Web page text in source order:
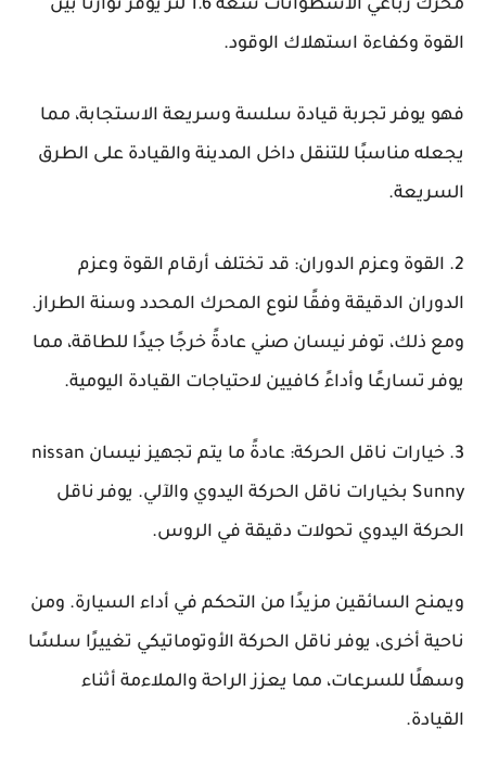
محرك رباعي الأسطوانات سعة 1.6 لتر يوفر توازنًا بين
القوة وكفاءة استهلاك الوقود.
فهو يوفر تجربة قيادة سلسة وسريعة الاستجابة، مما
يجعله مناسبًا للتنقل داخل المدينة والقيادة على الطرق
السريعة.
2. القوة وعزم الدوران: قد تختلف أرقام القوة وعزم
الدوران الدقيقة وفقًا لنوع المحرك المحدد وسنة الطراز.
ومع ذلك، توفر نيسان صني عادةً خرجًا جيدًا للطاقة، مما
يوفر تسارعًا وأداءً كافيين لاحتياجات القيادة اليومية.
3. خيارات ناقل الحركة: عادةً ما يتم تجهيز نيسان nissan
Sunny بخيارات ناقل الحركة اليدوي والآلي. يوفر ناقل
الحركة اليدوي تحولات دقيقة في الروس.
ويمنح السائقين مزيدًا من التحكم في أداء السيارة. ومن
ناحية أخرى، يوفر ناقل الحركة الأوتوماتيكي تغييرًا سلسًا
وسهلًا للسرعات، مما يعزز الراحة والملاءمة أثناء
القيادة.